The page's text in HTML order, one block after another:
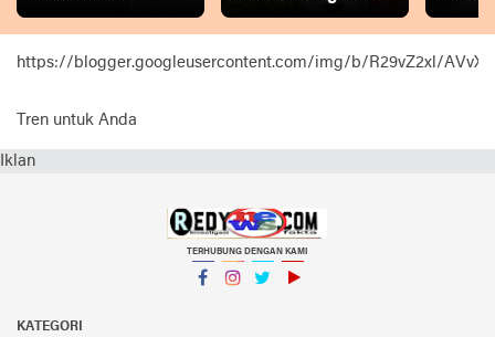
https://blogger.googleusercontent.com/img/b/R29vZ2xl/
Tren untuk Anda
Iklan
TERHUBUNG DENGAN KAMI
KATEGORI